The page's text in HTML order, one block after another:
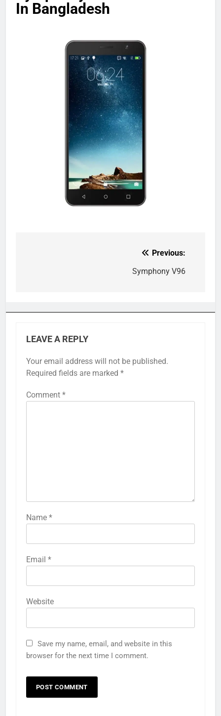
In Bangladesh
Previous:
Symphony V96
LEAVE A REPLY
Your email address will not be published.
Required fields are marked *
Comment *
Name *
Email *
Website
Save my name, email, and website in this
browser for the next time I comment.